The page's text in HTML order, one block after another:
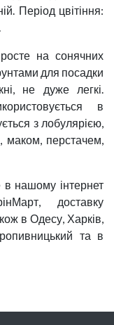
Період цвітіння:
на сонячних
для посадки
не дуже легкі.
в
з лобулярією,
маком, перстачем,
нашому інтернет
доставку
в Одесу, Харків,
та в